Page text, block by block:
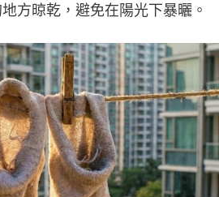
方晾乾，避免在陽光下暴曬。